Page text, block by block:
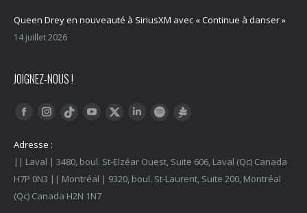
Queen Drey en nouveauté à SiriusXM avec « Continue à danser »
14 juillet 2026
JOIGNEZ-NOUS !
Trouvez nous sur :
FacebookInstagram
Tiktok YouTubeTwitter LinkedInSpotify
Adresse :
|| Laval | 3480, boul. St-Elzéar Ouest, Suite 606, Laval (Qc) Canada
H7P 0N3 || Montréal | 9320, boul. St-Laurent, Suite 200, Montréal
(Qc) Canada H2N 1N7